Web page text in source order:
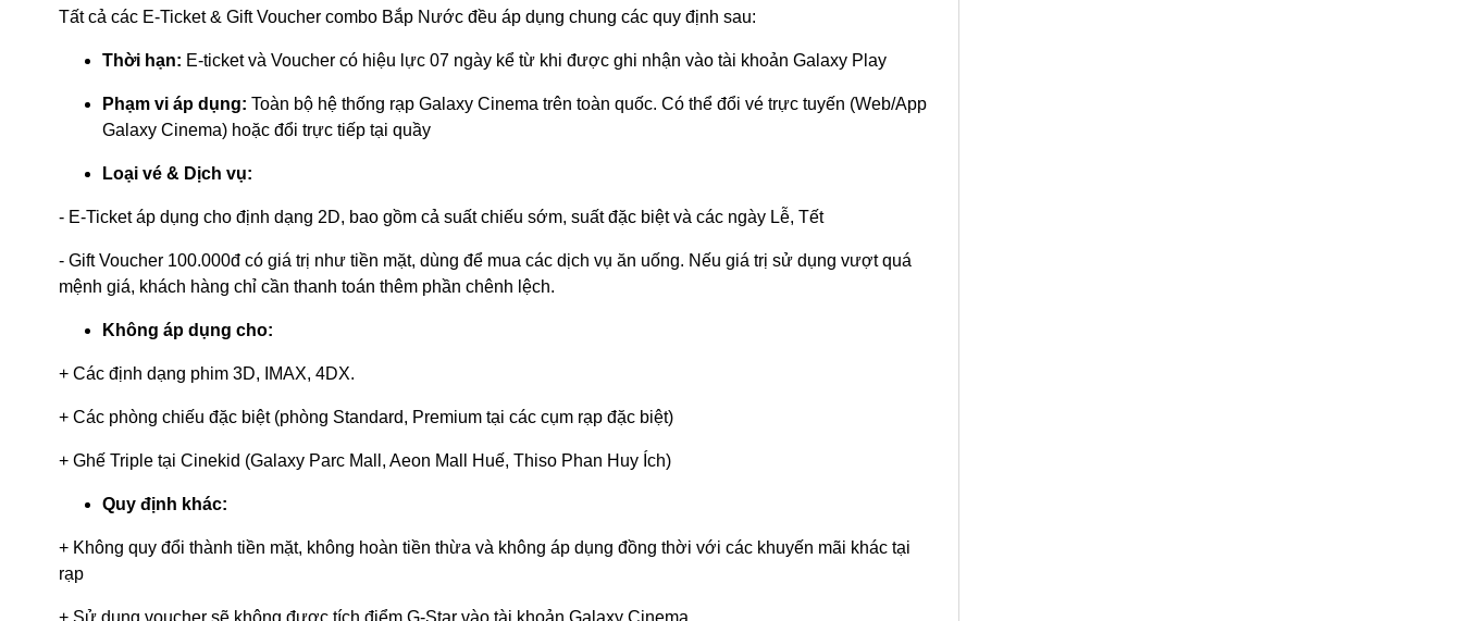
Tất cả các E-Ticket & Gift Voucher combo Bắp Nước đều áp dụng chung các quy định sau:
Thời hạn: E-ticket và Voucher có hiệu lực 07 ngày kể từ khi được ghi nhận vào tài khoản Galaxy Play
Phạm vi áp dụng: Toàn bộ hệ thống rạp Galaxy Cinema trên toàn quốc. Có thể đổi vé trực tuyến (Web/App
Galaxy Cinema) hoặc đổi trực tiếp tại quầy
Loại vé & Dịch vụ:
- E-Ticket áp dụng cho định dạng 2D, bao gồm cả suất chiếu sớm, suất đặc biệt và các ngày Lễ, Tết
- Gift Voucher 100.000đ có giá trị như tiền mặt, dùng để mua các dịch vụ ăn uống. Nếu giá trị sử dụng vượt quá
mệnh giá, khách hàng chỉ cần thanh toán thêm phần chênh lệch.
Không áp dụng cho:
+ Các định dạng phim 3D, IMAX, 4DX.
+ Các phòng chiếu đặc biệt (phòng Standard, Premium tại các cụm rạp đặc biệt)
+ Ghế Triple tại Cinekid (Galaxy Parc Mall, Aeon Mall Huế, Thiso Phan Huy Ích)
Quy định khác:
+ Không quy đổi thành tiền mặt, không hoàn tiền thừa và không áp dụng đồng thời với các khuyến mãi khác tại
rạp
+ Sử dụng voucher sẽ không được tích điểm G-Star vào tài khoản Galaxy Cinema